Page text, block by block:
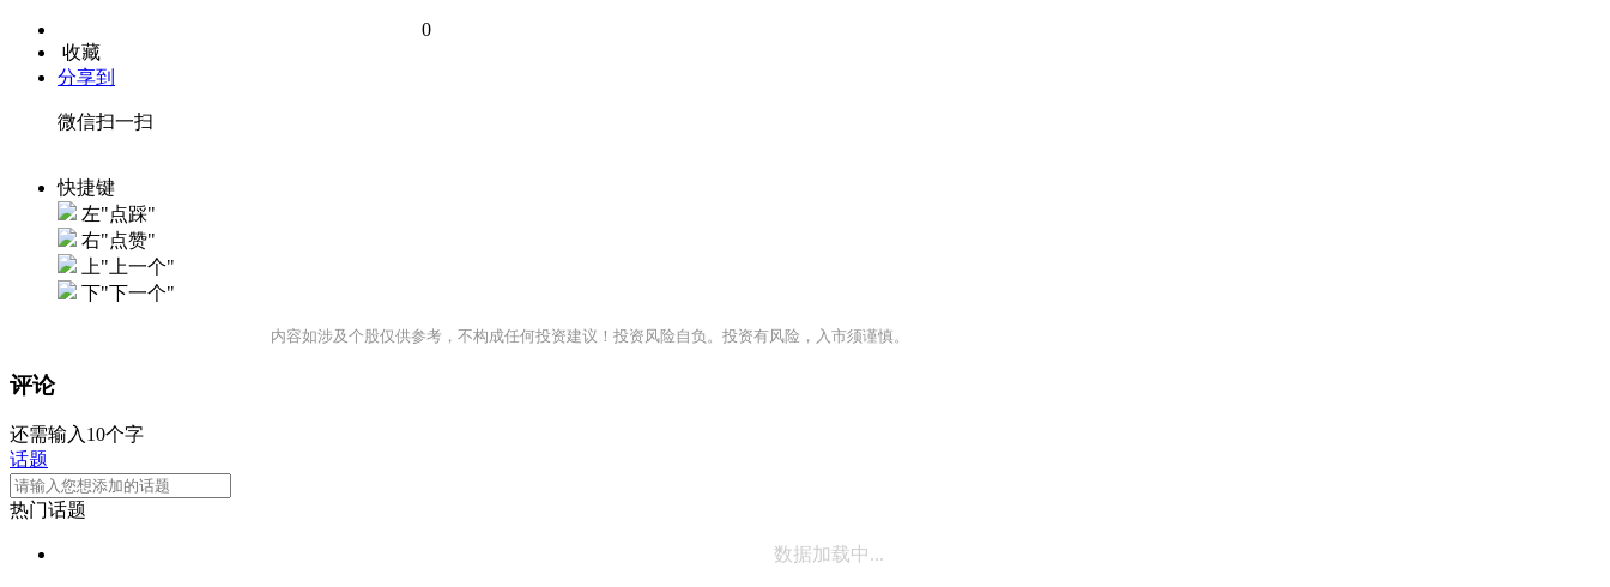
0
收藏
分享到
微信扫一扫
快捷键
左"点踩"
右"点赞"
上"上一个"
下"下一个"
内容如涉及个股仅供参考，不构成任何投资建议！投资风险自负。投资有风险，入市须谨慎。
评论
还需输入10个字
话题
热门话题
数据加载中...